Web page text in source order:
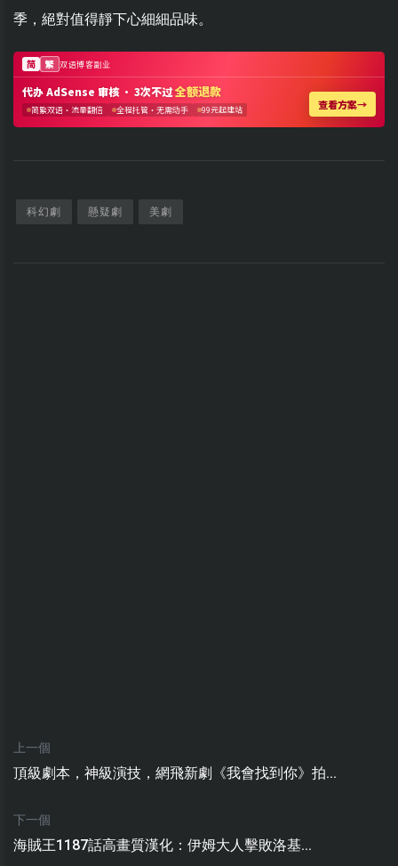
季，絕對值得靜下心細細品味。
科幻劇 懸疑劇 美劇
上一個
頂級劇本，神級演技，網飛新劇《我會找到你》拍...
下一個
海賊王1187話高畫質漢化：伊姆大人擊敗洛基...